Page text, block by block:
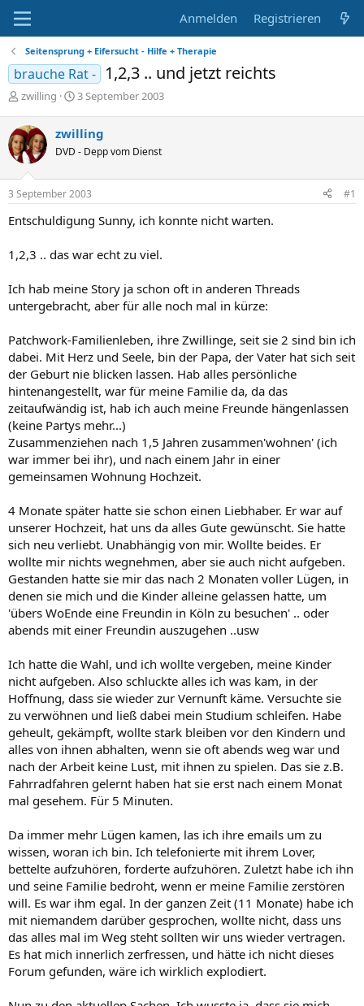
Anmelden Registrieren
Seitensprung + Eifersucht - Hilfe + Therapie
brauche Rat - 1,2,3 .. und jetzt reichts
E
s
t
e
l
l
e
zwilling
E
t
e
l
t
m
3 September 2003
zwilling
DVD - Depp vom Dienst
3 September 2003 #1
Entschuldigung Sunny, ich konnte nicht warten.
1,2,3 .. das war echt zu viel.
Ich hab meine Story ja schon oft in anderen Threads
untergebracht, aber für alle noch mal in kürze:
Patchwork-Familienleben, ihre Zwillinge, seit sie 2 sind bin ich
dabei. Mit Herz und Seele, bin der Papa, der Vater hat sich seit
der Geburt nie blicken lassen. Hab alles persönliche
hintenangestellt, war für meine Familie da, da das
zeitaufwändig ist, hab ich auch meine Freunde hängenlassen
(keine Partys mehr...)
Zusammenziehen nach 1,5 Jahren zusammen'wohnen' (ich
war immer bei ihr), und nach einem Jahr in einer
gemeinsamen Wohnung Hochzeit.
4 Monate später hatte sie schon einen Liebhaber. Er war auf
unserer Hochzeit, hat uns da alles Gute gewünscht. Sie hatte
sich neu verliebt. Unabhängig von mir. Wollte beides. Er
wollte mir nichts wegnehmen, aber sie auch nicht aufgeben.
Gestanden hatte sie mir das nach 2 Monaten voller Lügen, in
denen sie mich und die Kinder alleine gelassen hatte, um
'übers WoEnde eine Freundin in Köln zu besuchen' .. oder
abends mit einer Freundin auszugehen ..usw
Ich hatte die Wahl, und ich wollte vergeben, meine Kinder
nicht aufgeben. Also schluckte alles ich was kam, in der
Hoffnung, dass sie wieder zur Vernunft käme. Versuchte sie
zu verwöhnen und ließ dabei mein Studium schleifen. Habe
geheult, gekämpft, wollte stark bleiben vor den Kindern und
alles von ihnen abhalten, wenn sie oft abends weg war und
nach der Arbeit keine Lust, mit ihnen zu spielen. Das sie z.B.
Fahrradfahren gelernt haben hat sie erst nach einem Monat
mal gesehem. Für 5 Minuten.
Da immer mehr Lügen kamen, las ich ihre emails um zu
wissen, woran ich bin. Ich telefonierte mit ihrem Lover,
bettelte aufzuhören, forderte aufzuhören. Zuletzt habe ich ihn
und seine Familie bedroht, wenn er meine Familie zerstören
will. Es war ihm egal. In der ganzen Zeit (11 Monate) habe ich
mit niemandem darüber gesprochen, wollte nicht, dass uns
das alles mal im Weg steht sollten wir uns wieder vertragen.
Es hat mich innerlich zerfressen, und hätte ich nicht dieses
Forum gefunden, wäre ich wirklich explodiert.